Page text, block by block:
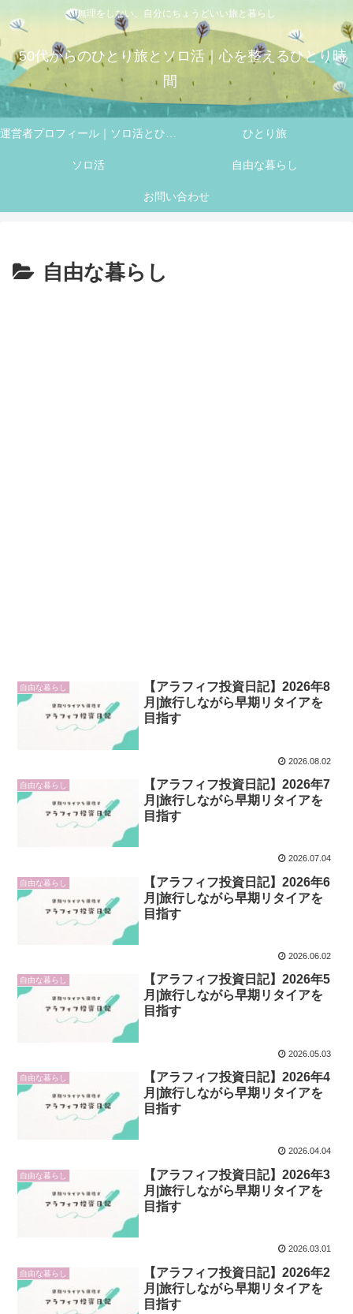
無理をしない、自分にちょうどいい旅と暮らし
50代からのひとり旅とソロ活｜心を整えるひとり時
間
運営者プロフィール｜ソロ活とひとり旅を楽しむ 50代 フミの自己紹介 ひとり旅
ソロ活 自由な暮らし
お問い合わせ
自由な暮らし
自由な暮らし
【アラフィフ投資日記】2026年8
月|旅行しながら早期リタイアを
目指す
2026.08.02
自由な暮らし
【アラフィフ投資日記】2026年7
月|旅行しながら早期リタイアを
目指す
2026.07.04
自由な暮らし
【アラフィフ投資日記】2026年6
月|旅行しながら早期リタイアを
目指す
2026.06.02
自由な暮らし
【アラフィフ投資日記】2026年5
月|旅行しながら早期リタイアを
目指す
2026.05.03
自由な暮らし
【アラフィフ投資日記】2026年4
月|旅行しながら早期リタイアを
目指す
2026.04.04
自由な暮らし
【アラフィフ投資日記】2026年3
月|旅行しながら早期リタイアを
目指す
2026.03.01
自由な暮らし
【アラフィフ投資日記】2026年2
月|旅行しながら早期リタイアを
目指す